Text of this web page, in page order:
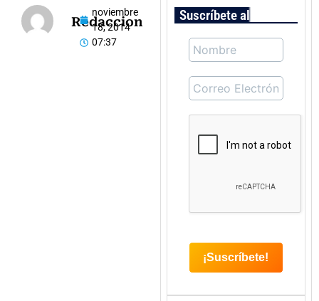
Redaccion
noviembre
18, 2014
07:37
Suscríbete al boletín